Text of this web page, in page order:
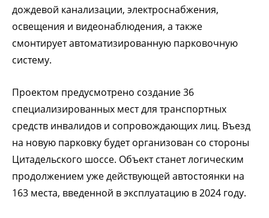
дождевой канализации, электроснабжения,
освещения и видеонаблюдения, а также
смонтирует автоматизированную парковочную
систему.
Проектом предусмотрено создание 36
специализированных мест для транспортных
средств инвалидов и сопровождающих лиц. Въезд
на новую парковку будет организован со стороны
Цитадельского шоссе. Объект станет логическим
продолжением уже действующей автостоянки на
163 места, введенной в эксплуатацию в 2024 году.